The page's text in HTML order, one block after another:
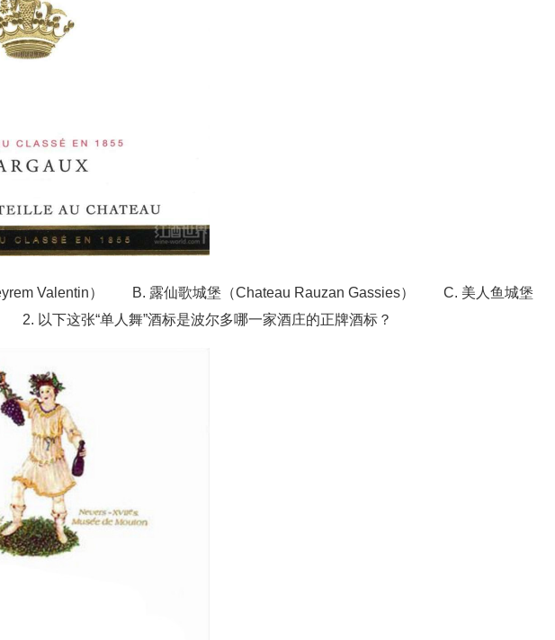
Valentin） B. 露仙歌城堡（Chateau Rauzan Gassies） C. 美人鱼城堡
2. 以下这张“单人舞”酒标是波尔多哪一家酒庄的正牌酒标？